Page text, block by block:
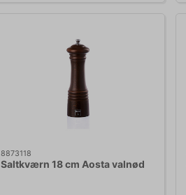
8873118
Saltkværn 18 cm Aosta valnød